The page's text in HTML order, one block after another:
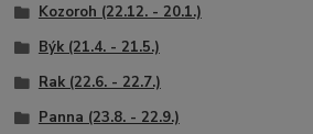
Kozoroh (22.12. - 20.1.)
Býk (21.4. - 21.5.)
Rak (22.6. - 22.7.)
Panna (23.8. - 22.9.)